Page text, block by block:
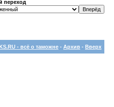
переход
- всё о таможне - Архив - Вверх